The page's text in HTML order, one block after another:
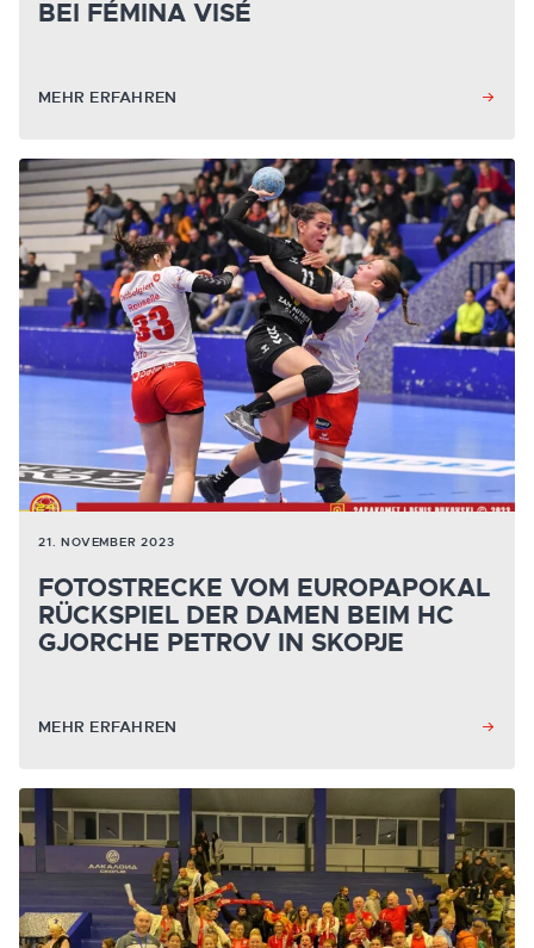
BEI FÉMINA VISÉ
MEHR ERFAHREN
21. NOVEMBER 2023
FOTOSTRECKE VOM EUROPAPOKAL
RÜCKSPIEL DER DAMEN BEIM HC
GJORCHE PETROV IN SKOPJE
MEHR ERFAHREN